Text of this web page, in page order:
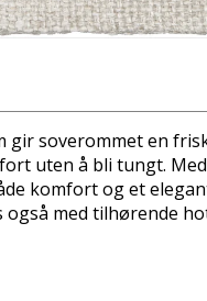
soverommet en
uten å bli tungt.
komfort og et
også med tilhørende